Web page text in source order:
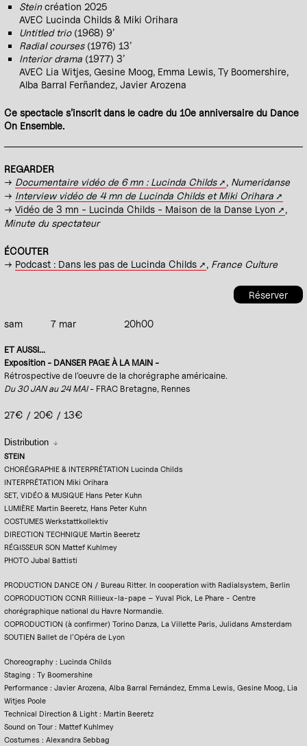
Steincréation 2025
AVEC Lucinda Childs & Miki Orihara
Untitled trio(1968) 9’
Radial courses(1976) 13’
Interior drama (1977) 3’
AVEC Lia Witjes, Gesine Moog, Emma Lewis, Ty Boomershire,
Alba Barral Ferñandez, Javier Arozena
Ce spectacle s’inscrit dans le cadre du 10e anniversaire du Dance
On Ensemble.
REGARDER
→ Documentaire vidéo de 6 mn : Lucinda Childs , Numeridanse
→ Interview vidéo de 4 mn de Lucinda Childs et Miki Orihara
→Vidéo de 3 mn - Lucinda Childs - Maison de la Danse Lyon
,
Minute du spectateur
ÉCOUTER
→ Podcast : Dans les pas de Lucinda Childs , France Culture
Réserver
sam 7 mar 20h00
ET AUSSI...
Exposition - DANSER PAGE À LA MAIN -
Rétrospective de l’oeuvre de la chorégraphe américaine.
Du 30 JAN au 24 MAI- FRAC Bretagne, Rennes
27€ / 20€ / 13€
Distribution
STEIN
CHORÉGRAPHIE & INTERPRÉTATION Lucinda Childs
INTERPRÉTATION Miki Orihara
SET, VIDÉO & MUSIQUE Hans Peter Kuhn
LUMIÈRE Martin Beeretz, Hans Peter Kuhn
COSTUMES Werkstattkollektiv
DIRECTION TECHNIQUE Martin Beeretz
RÉGISSEUR SON Mattef Kuhlmey
PHOTO Jubal Battisti
PRODUCTION DANCE ON / Bureau Ritter. In cooperation with Radialsystem, Berlin
COPRODUCTION CCNR Rillieux-la-pape – Yuval Pick, Le Phare - Centre
chorégraphique national du Havre Normandie.
COPRODUCTION (à confirmer) Torino Danza, La Villette Paris, Julidans Amsterdam
SOUTIEN Ballet de l’Opéra de Lyon
Choreography : Lucinda Childs
Staging : Ty Boomershine
Performance : Javier Arozena, Alba Barral Fernández, Emma Lewis, Gesine Moog, Lia
Witjes Poole
Technical Direction & Light : Martin Beeretz
Sound on Tour : Mattef Kuhlmey
Costumes : Alexandra Sebbag